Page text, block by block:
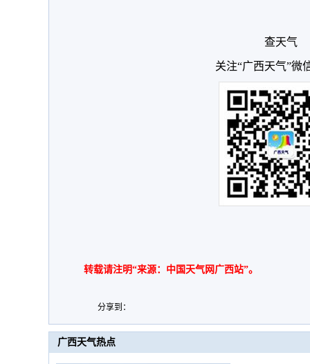
查天气
关注“广西天气”微
转载请注明“来源：中国天气网广西站”。
分享到：
广西天气热点